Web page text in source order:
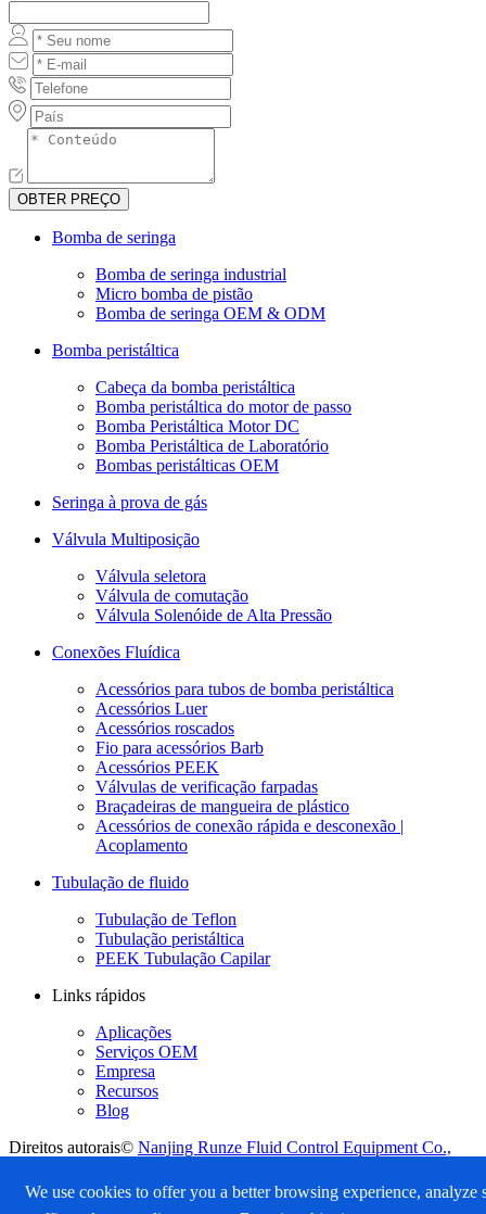
OBTER PREÇO
Bomba de seringa
Bomba de seringa industrial
Micro bomba de pistão
Bomba de seringa OEM & ODM
Bomba peristáltica
Cabeça da bomba peristáltica
Bomba peristáltica do motor de passo
Bomba Peristáltica Motor DC
Bomba Peristáltica de Laboratório
Bombas peristálticas OEM
Seringa à prova de gás
Válvula Multiposição
Válvula seletora
Válvula de comutação
Válvula Solenóide de Alta Pressão
Conexões Fluídica
Acessórios para tubos de bomba peristáltica
Acessórios Luer
Acessórios roscados
Fio para acessórios Barb
Acessórios PEEK
Válvulas de verificação farpadas
Braçadeiras de mangueira de plástico
Acessórios de conexão rápida e desconexão |
Acoplamento
Tubulação de fluido
Tubulação de Teflon
Tubulação peristáltica
PEEK Tubulação Capilar
Links rápidos
Aplicações
Serviços OEM
Empresa
Recursos
Blog
Direitos autorais© Nanjing Runze Fluid Control Equipment Co.,
We use cookies to offer you a better browsing experience, analyze